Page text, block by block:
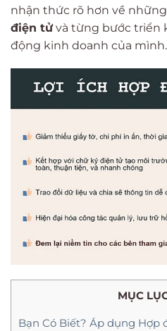
nhận thức rõ hơn về những
điện tửvà từng bước triển
động kinh doanh của mình.
MỤC
Bạn Có Biết? Áp dụng Hợp